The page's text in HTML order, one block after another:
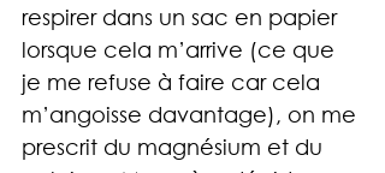
respirer dans un sac en papier
lorsque cela m’arrive (ce que
je me refuse à faire car cela
m’angoisse davantage), on me
prescrit du magnésium et du